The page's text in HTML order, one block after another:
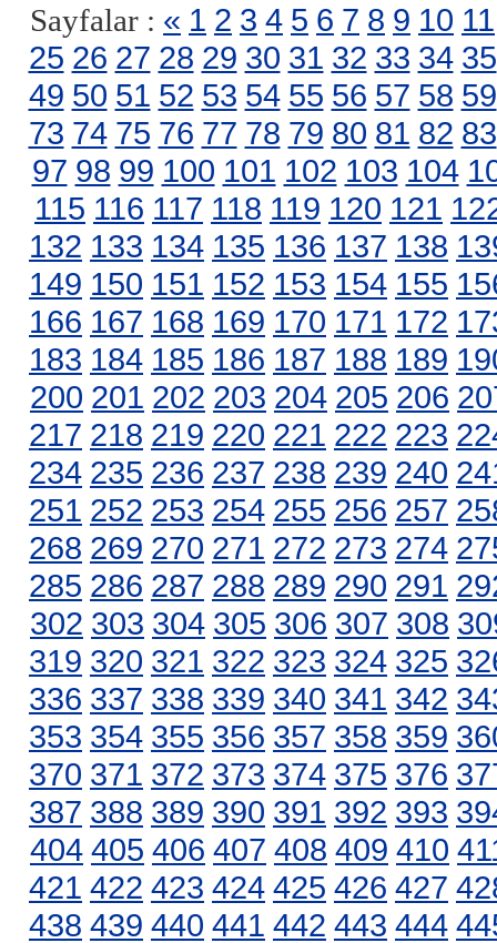
Sayfalar : « 1 2 3 4 5 6 7 8 9 10 11
25 26 27 28 29 30 31 32 33 34 35
49 50 51 52 53 54 55 56 57 58 59
73 74 75 76 77 78 79 80 81 82 83
97 98 99 100 101 102 103 104
115 116 117 118 119 120 121
132 133 134 135 136 137 138
149 150 151 152 153 154 155
166 167 168 169 170 171 172
183 184 185 186 187 188 189
200 201 202 203 204 205 206
217 218 219 220 221 222 223
234 235 236 237 238 239 240
251 252 253 254 255 256 257
268 269 270 271 272 273 274
285 286 287 288 289 290 291
302 303 304 305 306 307 308
319 320 321 322 323 324 325
336 337 338 339 340 341 342
353 354 355 356 357 358 359
370 371 372 373 374 375 376
387 388 389 390 391 392 393
404 405 406 407 408 409 410
421 422 423 424 425 426 427
438 439 440 441 442 443 444